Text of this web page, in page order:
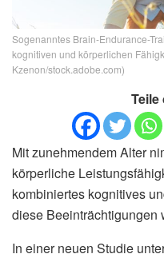
Sogenanntes Brain-Endurance-
kognitiven und körperlichen
Kzenon/stock.adobe.com)
Teile
Mit zunehmendem Alter
körperliche
kombiniertes kognitives
diese Beeinträchtigungen
In einer neuen Studie